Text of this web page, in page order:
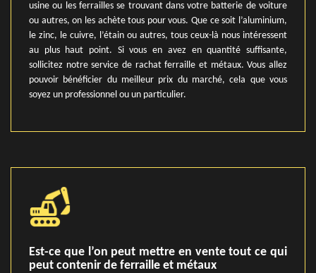
usine ou les ferrailles se trouvant dans votre batterie de voiture
ou autres, on les achète tous pour vous. Que ce soit l’aluminium,
le zinc, le cuivre, l’étain ou autres, tous ceux-là nous intéressent
au plus haut point. Si vous en avez en quantité suffisante,
sollicitez notre service de rachat ferraille et métaux. Vous allez
pouvoir bénéficier du meilleur prix du marché, cela que vous
soyez un professionnel ou un particulier.
Est-ce que l’on peut mettre en vente tout ce qui
peut contenir de ferraille et métaux